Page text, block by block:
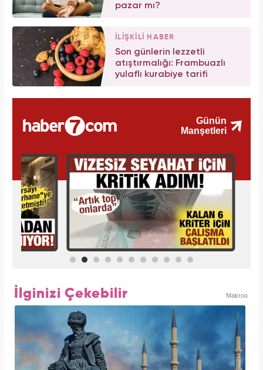
pazar mı?
İLİŞKİLİ HABER
Son günlerin lezzetli
atıştırmalığı: Frambuazlı
yulaflı kurabiye tarifi
İlginizi Çekebilir Makroo